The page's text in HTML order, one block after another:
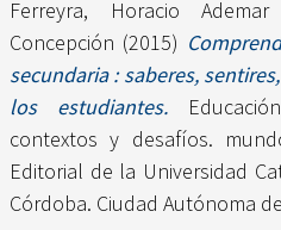
Ferreyra, Horacio Ademar
Concepción (2015)
secundaria : saberes,
los estudiantes.
contextos y desafíos.
Editorial de la Universidad
Córdoba. Ciudad Autónoma